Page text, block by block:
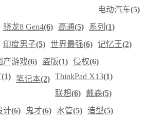
电动汽车(5)
骁龙8 Gen4(6) 高通(5) 系列 (1)
印度男子(5) 世界最强(6) 记忆王(2)
产游戏(6) 盗版(1) 侵权(6)
(1) 笔记本(2) ThinkPad X13(1)
联想(6) 戴森(5)
计(6) 鬼才(6) 水管(5) 造型(5)